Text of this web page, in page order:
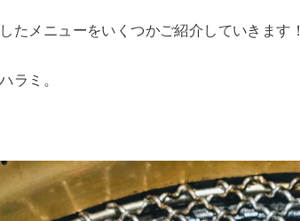
たメニューをいくつかご紹介していきます！
ラミ。